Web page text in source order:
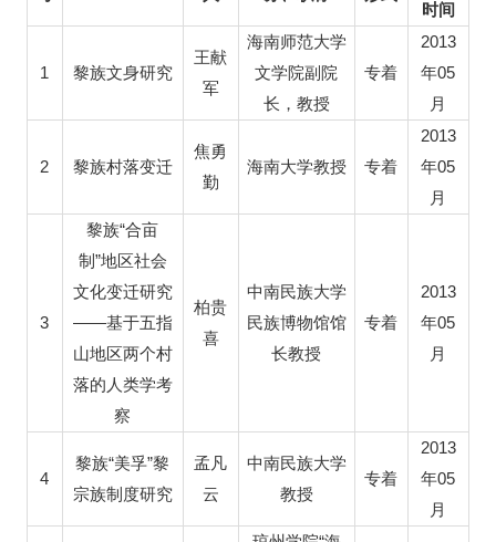
时间
1 黎族文身研究
王献
军
海南师范大学
文学院副院
长，教授
专着
2013
年05
月
2 黎族村落变迁
焦勇
勤
海南大学教授 专着
2013
年05
月
3
黎族“合亩
制 ”地区社会
文化变迁研究
——基于五指
山地区两个村
落的人类学考
察
柏贵
喜
中南民族大学
民族博物馆馆
长教授
专着
2013
年05
月
4
黎族“美孚”黎
宗族制度研究
孟凡
云
中南民族大学
教授
专着
2013
年05
月